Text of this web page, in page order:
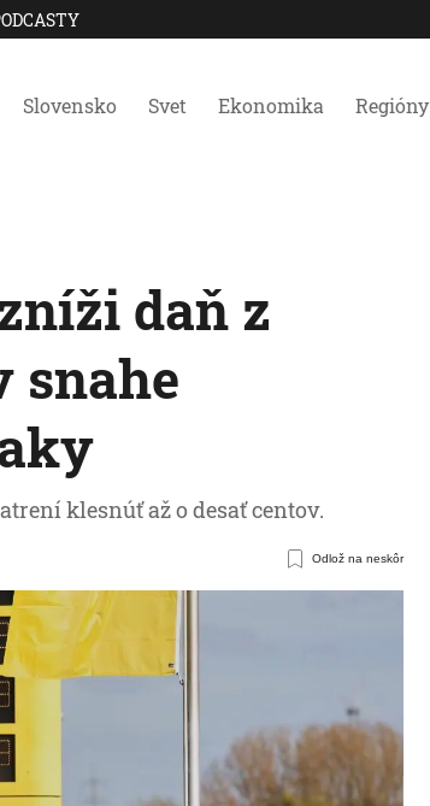
Slovensko Svet Ekonomika Regióny
daň z
snahe
klesnúť až o desať centov.
Odlož na neskôr